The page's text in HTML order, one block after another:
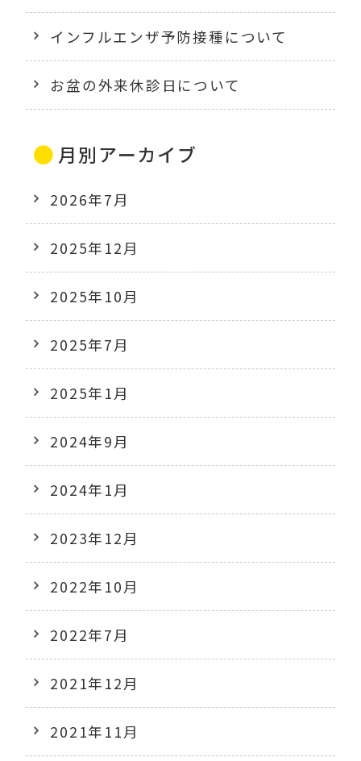
インフルエンザ予防接種について
お盆の外来休診日について
月別アーカイブ
2026年7月
2025年12月
2025年10月
2025年7月
2025年1月
2024年9月
2024年1月
2023年12月
2022年10月
2022年7月
2021年12月
2021年11月